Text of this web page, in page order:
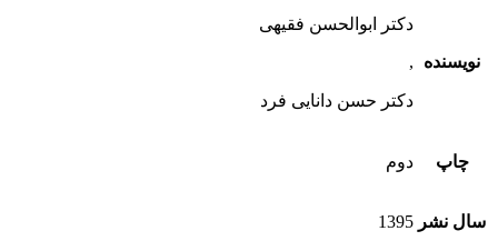
نویسنده
دکتر ابوالحسن فقیهی
,
دکتر حسن دانایی فرد
چاپ دوم
سال نشر 1395